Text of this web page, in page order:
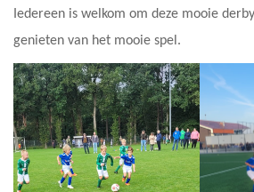
Iedereen is welkom om deze mooie
genieten van het mooie spel.